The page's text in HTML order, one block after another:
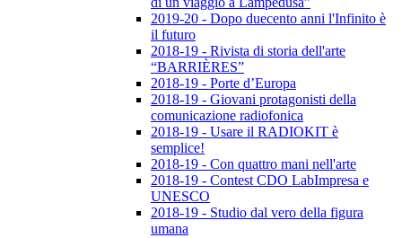
2019-20 - Dopo duecento anni l'Infinito è
il futuro
2018-19 - Rivista di storia dell'arte
“BARRIÈRES”
2018-19 - Porte d’Europa
2018-19 - Giovani protagonisti della
comunicazione radiofonica
2018-19 - Usare il RADIOKIT è
semplice!
2018-19 - Con quattro mani nell'arte
2018-19 - Contest CDO LabImpresa e
UNESCO
2018-19 - Studio dal vero della figura
umana